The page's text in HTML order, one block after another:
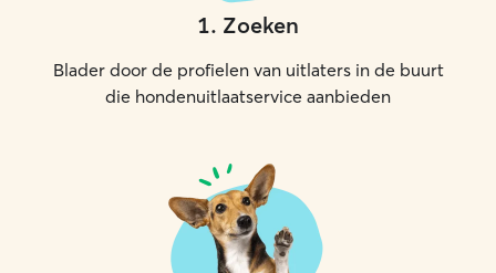
1. Zoeken
Blader door de profielen van uitlaters in de buurt
die hondenuitlaatservice aanbieden